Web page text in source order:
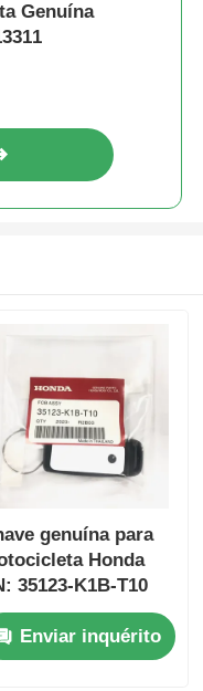
Genuína
genuína para
Honda
35123-K1B-T10
remota de três
chip
Enviar inquérito